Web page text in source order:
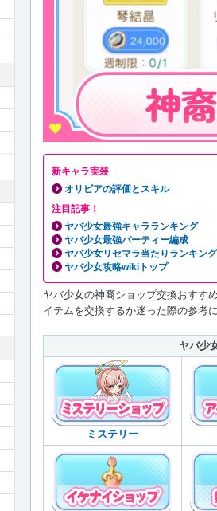
新キャラ実装
オリビアの評価とスキル
注目記事！
ヤバ少女最強キャラランキング
ヤバ少女最強パーティー編成
ヤバ少女リセマラ当たりランキング
ヤバ少女攻略wikiトップ
ヤバ少女の神裔ショップ交換おすす
イテムを交換するか迷った際の参考
ヤバ少
ミステリー